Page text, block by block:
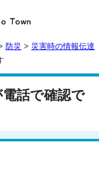
防災 > 災害時の情報伝達
話で確認で